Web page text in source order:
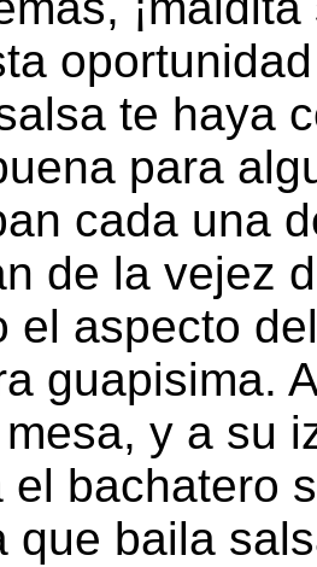
te haya
para
cada una
de la vejez
el aspecto
guapisima.
y a su
el bachatero
que baila